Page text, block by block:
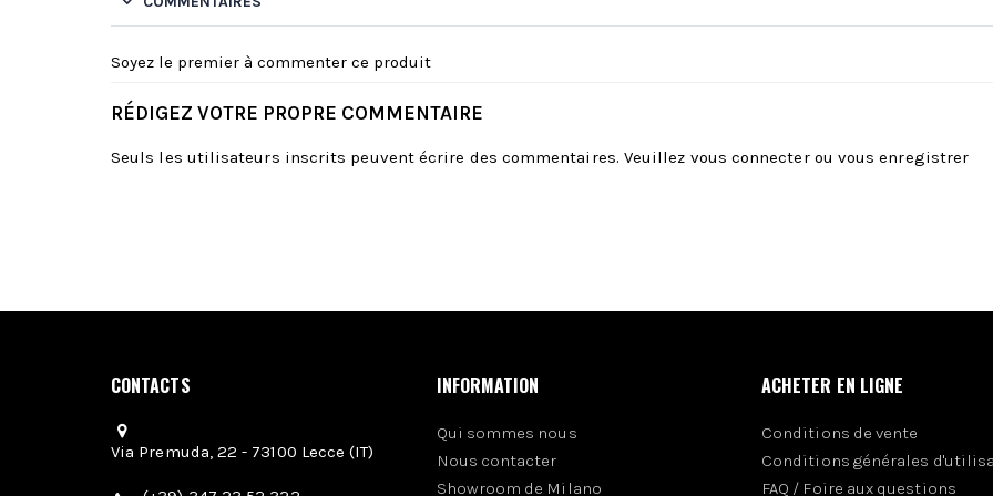
Soyez le premier à commenter ce produit
RÉDIGEZ VOTRE PROPRE COMMENTAIRE
Seuls les utilisateurs inscrits peuvent écrire des commentaires. Veuillez vous connecterou vous enregistrer
CONTACTS
Via Premuda, 22 - 73100 Lecce (IT)
INFORMATION
Qui sommes nous
Nous contacter
Showroom de Milano
ACHETER EN LIGNE
Conditions de vente
Conditions générales
FAQ / Foire aux questions